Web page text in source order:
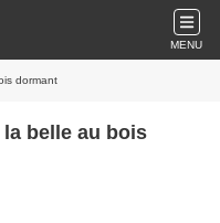
MENU
dormant
belle au bois